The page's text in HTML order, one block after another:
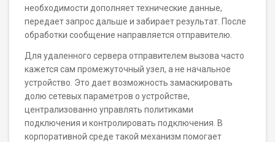
необходимости дополняет технические данные,
передает запрос дальше и забирает результат. После
обработки сообщение направляется отправителю.
Для удаленного сервера отправителем вызова часто
кажется сам промежуточный узел, а не начальное
устройство. Это дает возможность замаскировать
долю сетевых параметров о устройстве,
централизованно управлять политиками
подключения и контролировать подключения. В
корпоративной среде такой механизм помогает